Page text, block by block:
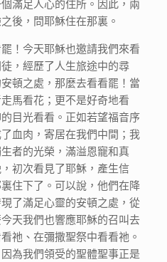
滿足人心的住所。因此，兩
後，問耶穌住在那裏。
！今天耶穌也邀請我們來看
，經歷了人生旅途中的尋
頓之處，那麼去看看罷！當
馬看花；更不是好奇地看
目光看看。正如若望福音序
血肉，寄居在我們中間；我
者的光榮，滿溢恩寵和真
初次看見了耶穌，產生信
住下了。可以說，他們在降
了滿足心靈的安頓之處，從
天我們也響應耶穌的召叫去
祂、在彌撒聖祭中看看祂。
為我們領受的聖體聖事正是